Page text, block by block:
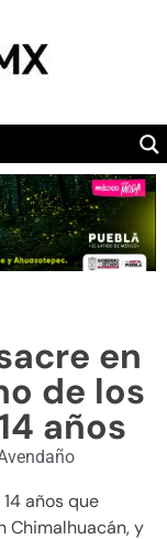
en
de los
años
años que
Chimalhuacán, y